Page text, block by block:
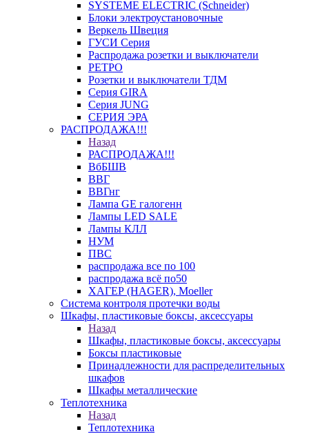
SYSTEME ELECTRIC (Schneider)
Блоки электроустановочные
Веркель Швеция
ГУСИ Серия
Распродажа розетки и выключатели
РЕТРО
Розетки и выключатели ТДМ
Серия GIRA
Серия JUNG
СЕРИЯ ЭРА
РАСПРОДАЖА!!!
Назад
РАСПРОДАЖА!!!
ВбБШВ
ВВГ
ВВГнг
Лампа GE галогенн
Лампы LED SALE
Лампы КЛЛ
НУМ
ПВС
распродажа все по 100
распродажа всё по50
ХАГЕР (HAGER), Moeller
Система контроля протечки воды
Шкафы, пластиковые боксы, аксессуары
Назад
Шкафы, пластиковые боксы, аксессуары
Боксы пластиковые
Принадлежности для распределительных
шкафов
Шкафы металлические
Теплотехника
Назад
Теплотехника